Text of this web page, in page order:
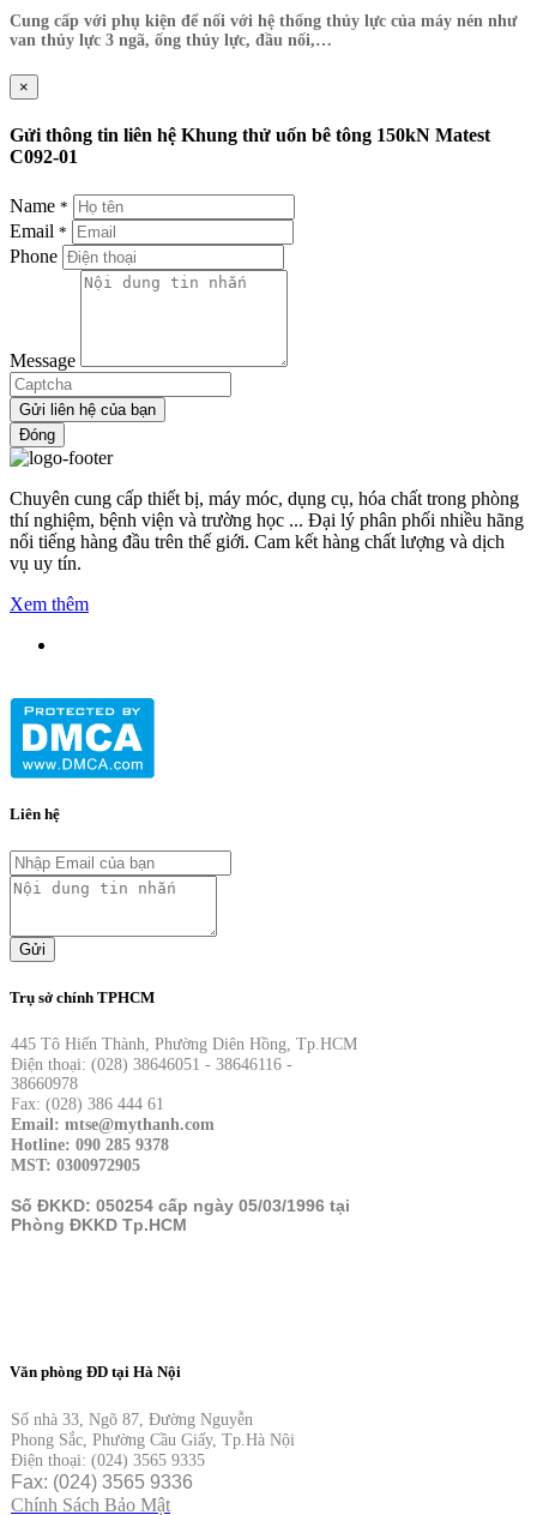
Cung cấp với phụ kiện để nối với hệ thống thủy lực của máy nén như
van thủy lực 3 ngã, ống thủy lực, đầu nối,…
×
Gửi thông tin liên hệ Khung thử uốn bê tông 150kN Matest
C092-01
Name *
Email *
Phone
Message
Gửi liên hệ của bạn
Đóng
Chuyên cung cấp thiết bị, máy móc, dụng cụ, hóa chất trong phòng
thí nghiệm, bệnh viện và trường học ... Đại lý phân phối nhiều hãng
nổi tiếng hàng đầu trên thế giới. Cam kết hàng chất lượng và dịch
vụ uy tín.
Xem thêm
Liên hệ
Gửi
Trụ sở chính TPHCM
445 Tô Hiến Thành, Phường Diên Hồng, Tp.HCM
Điện thoại: (028) 38646051 - 38646116 -
38660978
Fax: (028) 386 444 61
Email: mtse@mythanh.com
Hotline: 090 285 9378
MST: 0300972905
Số ĐKKD: 050254 cấp ngày 05/03/1996 tại
Phòng ĐKKD Tp.HCM
Văn phòng ĐD tại Hà Nội
Số nhà 33, Ngõ 87, Đường Nguyễn
Phong Sắc, Phường Cầu Giấy, Tp.Hà Nội
Điện thoại: (024) 3565 9335
Fax: (024) 3565 9336
Chính Sách Bảo Mật